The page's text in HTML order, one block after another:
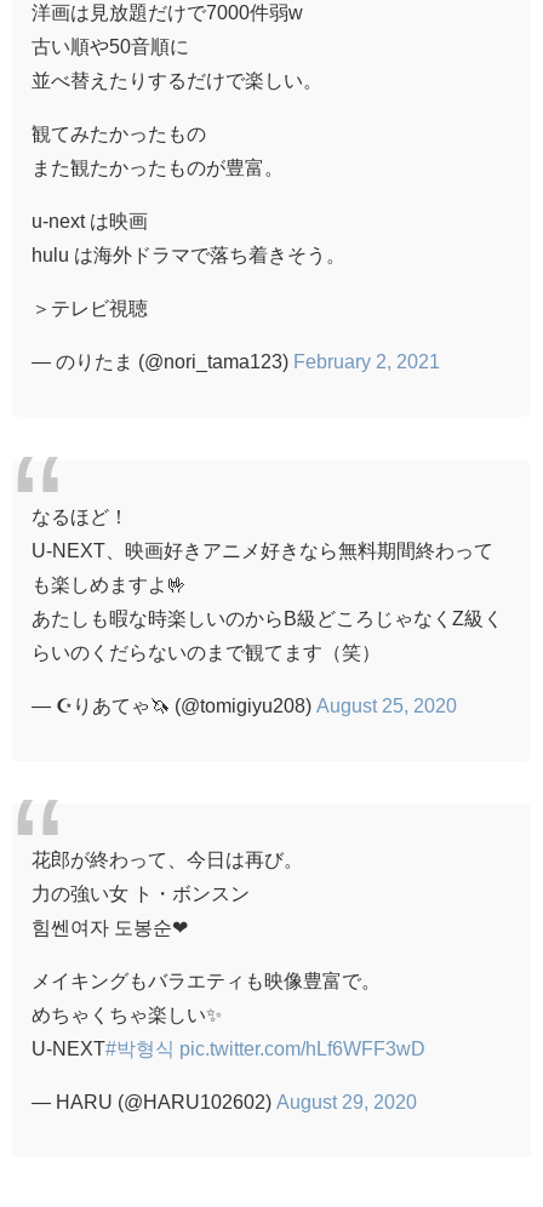
洋画は見放題だけで7000件弱w
古い順や50音順に
並べ替えたりするだけで楽しい。
観てみたかったもの
また観たかったものが豊富。
u-next は映画
hulu は海外ドラマで落ち着きそう。
＞テレビ視聴
— のりたま (@nori_tama123) February 2, 2021
なるほど！
U-NEXT、映画好きアニメ好きなら無料期間終わって
も楽しめますよ🤟
あたしも暇な時楽しいのからB級どころじゃなくZ級く
らいのくだらないのまで観てます（笑）
— ☪️りあてゃ🦄 (@tomigiyu208) August 25, 2020
花郎が終わって、今日は再び。
力の強い女 ト・ボンスン
힘쎈여자 도봉순❤︎
メイキングもバラエティも映像豊富で。
めちゃくちゃ楽しい✨
U-NEXT#박형식 pic.twitter.com/hLf6WFF3wD
— HARU (@HARU102602) August 29, 2020